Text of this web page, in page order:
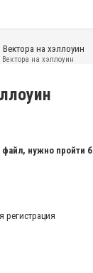
Вектора на хэллоуин
нужно пройти
регистрация